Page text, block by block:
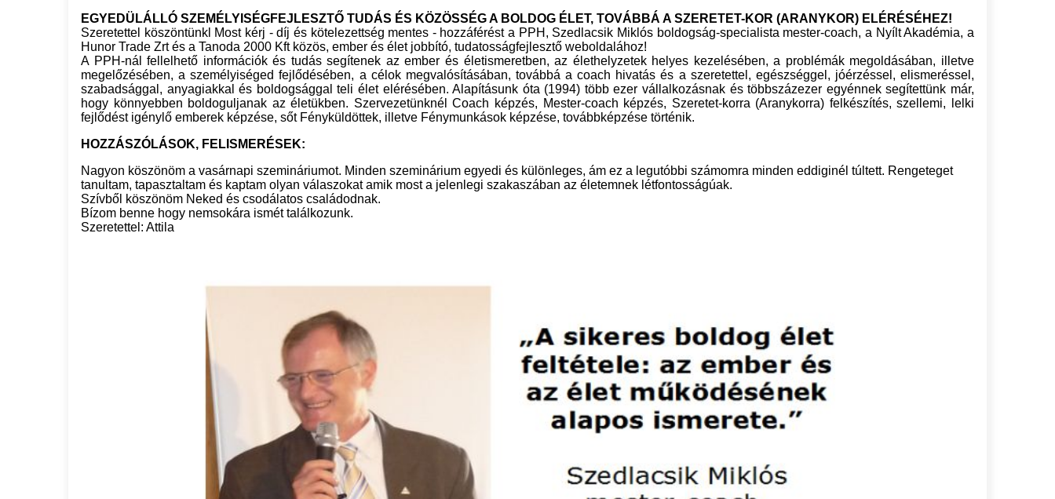
EGYEDÜLÁLLÓ SZEMÉLYISÉGFEJLESZTŐ TUDÁS ÉS KÖZÖSSÉG A BOLDOG ÉLET, TOVÁBBÁ A SZERETET-KOR (ARANYKOR) ELÉRÉSÉHEZ!
Szeretettel köszöntünkl Most kérj - díj és kötelezettség mentes - hozzáférést a PPH, Szedlacsik Miklós boldogság-specialista mester-coach, a Nyílt Akadémia, a
Hunor Trade Zrt és a Tanoda 2000 Kft közös, ember és élet jobbító, tudatosságfejlesztő weboldalához!
A PPH-nál fellelhető információk és tudás segítenek az ember és életismeretben, az élethelyzetek helyes kezelésében, a problémák megoldásában, illetve
megelőzésében, a személyiséged fejlődésében, a célok megvalósításában, továbbá a coach hivatás és a szeretettel, egészséggel, jóérzéssel, elismeréssel,
szabadsággal, anyagiakkal és boldogsággal teli élet elérésében. Alapításunk óta (1994) több ezer vállalkozásnak és többszázezer egyénnek segítettünk már,
hogy könnyebben boldoguljanak az életükben. Szervezetünknél Coach képzés, Mester-coach képzés, Szeretet-korra (Aranykorra) felkészítés, szellemi, lelki
fejlődést igénylő emberek képzése, sőt Fényküldöttek, illetve Fénymunkások képzése, továbbképzése történik.
HOZZÁSZÓLÁSOK, FELISMERÉSEK:
Nagyon köszönöm a vasárnapi szemináriumot. Minden szeminárium egyedi és különleges, ám ez a legutóbbi számomra minden eddiginél túltett. Rengeteget
tanultam, tapasztaltam és kaptam olyan válaszokat amik most a jelenlegi szakaszában az életemnek létfontosságúak.
Szívből köszönöm Neked és csodálatos családodnak.
Bízom benne hogy nemsokára ismét találkozunk.
Szeretettel: Attila